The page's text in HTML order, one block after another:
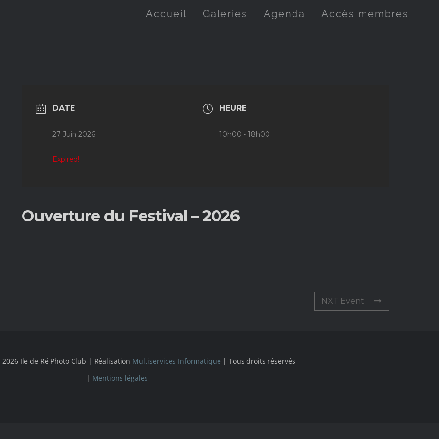
Accueil Galeries Agenda Accès membres
DATE
27 Juin 2026
Expired!
HEURE
10h00 - 18h00
Ouverture du Festival – 2026
NXT Event
Ile de Ré Photo Club | Réalisation Multiservices Informatique | Tous droits réservés
| Mentions légales